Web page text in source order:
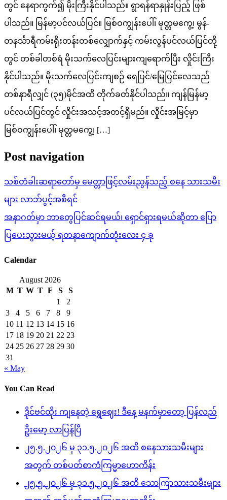
တွင် နေရာကွက်၍ မိုးကြီးနိုင်ပါသည်။ ရွာရန်ရာနှုန်းပြည့် ဖြစ်
ပါသည်။ မြန်မာ့ပင်လယ်ပြင်။ မြစ်ဝကျွန်းပေါ်၊ မုတ္တမကွေ့၊ မွန်-
တနင်္သာရီကမ်းရိုးတန်းတစ်လျှောက်နှင့် ကမ်းလွန်ပင်လယ်ပြင်တို့
တွင် တစ်ခါတစ်ရံ မိုးသက်လေပြင်းများကျရောက်ပြီး လှိုင်းကြီး
နိုင်ပါသည်။ မိုးသက်လေပြင်းကျစဉ် ရေပြင်/မြေပြင်လေသည်
တစ်နာရီလျှင် (၃၅)မိုင်အထိ တိုက်ခတ်နိုင်ပါသည်။ ကျန်မြန်မာ့
ပင်လယ်ပြင်တွင် လှိုင်းအသင့်အတင့်ရှိမည်။ လှိုင်းအမြင့်မှာ
မြစ်ဝကျွန်းပေါ်၊ မုတ္တမကွေ့၊ […]
Post navigation
သစ်တံခါးဆရာတော်မှ မေတ္တာဖြင့်လမ်းညွန်သည့် စနေ သားသမီး
များ လာဘ်ပွင့်အစီရင်
အနာဂတ်မှာ ဘာတွေပြင်ဆင်ရမယ်၊ ရှောင်ရှားရမယ်ဆိုတာ ပြော
ပြပေးသွားမယ့် ရတနာကျောက်တုံးလေး ၄ ခု
Calendar
August 2026
M T W T F S
S
1
2
3
4 5 6 7 8
9
10 11 12 13 14 15 16
17 18 19 20 21 22 23
24 25 26 27 28 29 30
31
« May
You Can Read
ဒိုင်ဗင်ထိုး ကျနေတဲ့ ရွှေဈေး! ဒီနေ့ မနက်မှာတော့ ပြန်လည်
ဦးမော့ လာပြန်ပြီ
၂၅.၅.၂၀၂၆ မှ ၃၁.၅.၂၀၂၆ အထိ စနေသားသမီးများ
အတွက် တစ်ပတ်စာကံကြမ္မာဟောကိန်း
၂၅.၅.၂၀၂၆ မှ ၃၁.၅.၂၀၂၆ အထိ သောကြာသားသမီးများ